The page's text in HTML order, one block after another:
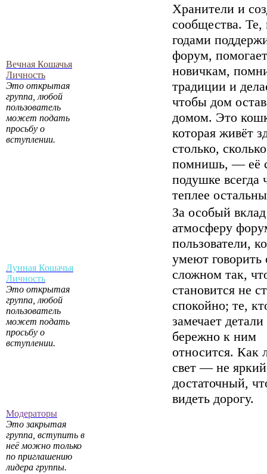
Вечная Кошачья
Личность
Это открытая
группа, любой
пользователь
может подать
просьбу о
вступлении.
Хранители и
сообщества. Те,
годами
форум, помогает
новичкам,
традиции и
чтобы дом
домом. Это
которая живёт
столько,
помнишь, — её
подушке всегда
теплее
Лунная Кошачья
Личность
Это открытая
группа, любой
пользователь
может подать
просьбу о
вступлении.
За особый
атмосферу
пользователи,
умеют говорить
сложном так,
становится не
спокойно; те,
замечает
бережно к ним
относится. Как
свет — не
достаточный,
видеть дорогу.
Модераторы
Это закрытая
группа, вступить в
неё можно только
по приглашению
лидера группы.